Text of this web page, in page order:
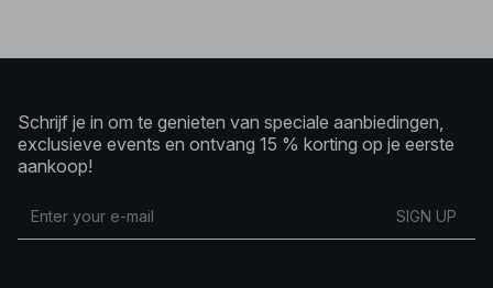
Schrijf je in om te genieten van speciale aanbiedingen,
exclusieve events en ontvang 15 % korting op je eerste
aankoop!
SIGN UP